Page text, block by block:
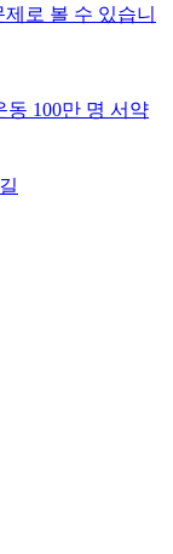
로 볼 수 있습니
동 100만 명 서약